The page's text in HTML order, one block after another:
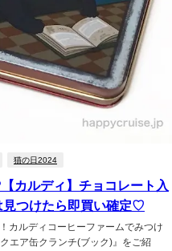
猫の日2024
カルディ】チョコレート入
見つけたら即買い確定♡
カルディコーヒーファームでみつけ
エア缶クランチ(ブック)』をご紹